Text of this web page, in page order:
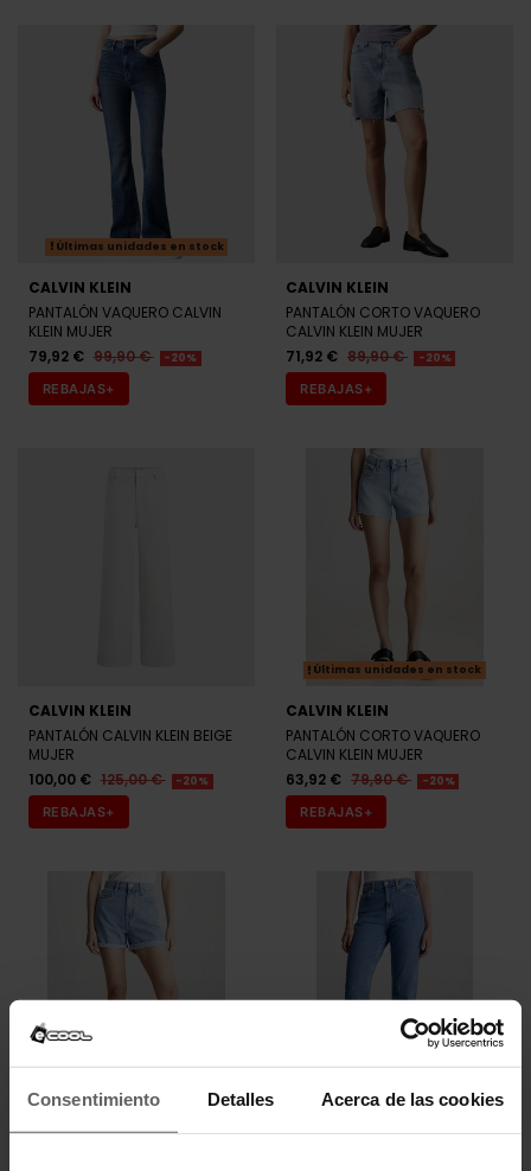
Consentimiento Detalles Acerca de las cookies
Últimas unidades en stock
CALVIN KLEIN
PANTALÓN VAQUERO CALVIN
KLEIN MUJER
79,92 € 99,90 € -20%
REBAJAS+
CALVIN KLEIN
PANTALÓN CORTO VAQUERO
CALVIN KLEIN MUJER
71,92 € 89,90 € -20%
REBAJAS+
CALVIN KLEIN
PANTALÓN CALVIN KLEIN BEIGE
MUJER
100,00 € 125,00 € -20%
REBAJAS+
Últimas unidades en stock
CALVIN KLEIN
PANTALÓN CORTO VAQUERO
CALVIN KLEIN MUJER
63,92 € 79,90 € -20%
REBAJAS+
CALVIN KLEIN
CALVIN KLEIN